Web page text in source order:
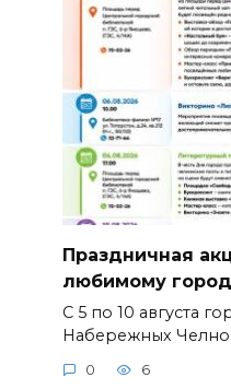
Праздничная
любимому
С 5 по 10 августа
Набережных
0 6